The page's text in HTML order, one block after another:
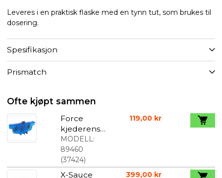
Leveres i en praktisk flaske med en tynn tut, som brukes til
dosering.
Spesifikasjon
Prismatch
Ofte kjøpt sammen
Force
kjederens
til utvendig
gir
MODELL:
89460
(37424)
119,00 kr
X-Sauce 399,00 kr